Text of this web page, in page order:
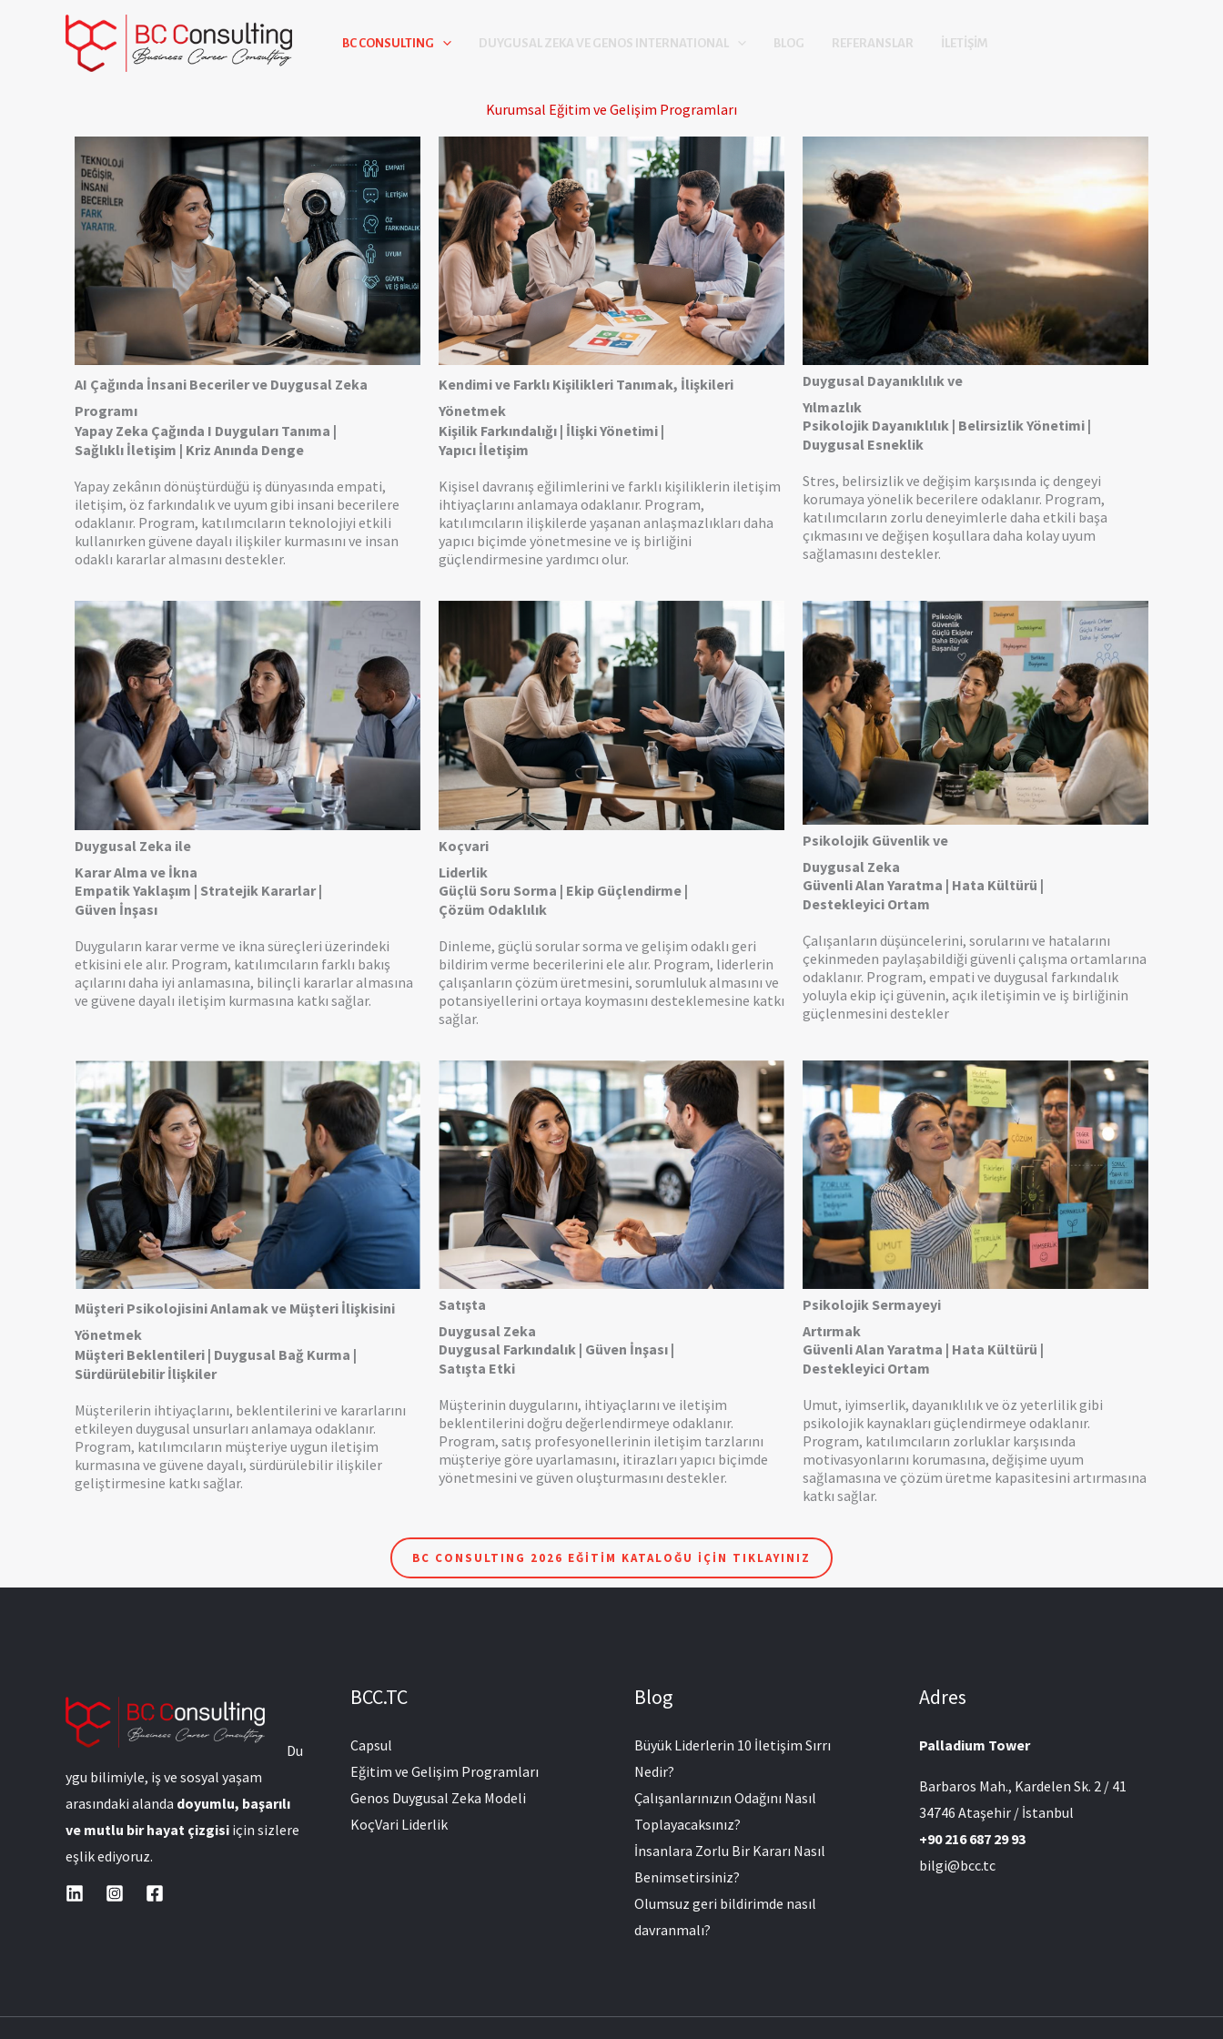
BC CONSULTING DUYGUSAL ZEKA VE GENOS INTERNATIONAL BLOG REFERANSLAR İLETIŞIM
Kurumsal Eğitim ve Gelişim Programları
AI Çağında İnsani Beceriler ve Duygusal Zeka
Programı
Yapay Zeka Çağında I Duyguları Tanıma |
Sağlıklı İletişim | Kriz Anında Denge
Yapay zekânın dönüştürdüğü iş dünyasında empati,
iletişim, öz farkındalık ve uyum gibi insani becerilere
odaklanır. Program, katılımcıların teknolojiyi etkili
kullanırken güvene dayalı ilişkiler kurmasını ve insan
odaklı kararlar almasını destekler.
Kendimi ve Farklı Kişilikleri Tanımak, İlişkileri
Yönetmek
Kişilik Farkındalığı | İlişki Yönetimi |
Yapıcı İletişim
Kişisel davranış eğilimlerini ve farklı kişiliklerin iletişim
ihtiyaçlarını anlamaya odaklanır. Program,
katılımcıların ilişkilerde yaşanan anlaşmazlıkları daha
yapıcı biçimde yönetmesine ve iş birliğini
güçlendirmesine yardımcı olur.
Duygusal Dayanıklılık ve
Yılmazlık
Psikolojik Dayanıklılık | Belirsizlik Yönetimi |
Duygusal Esneklik
Stres, belirsizlik ve değişim karşısında iç dengeyi
korumaya yönelik becerilere odaklanır. Program,
katılımcıların zorlu deneyimlerle daha etkili başa
çıkmasını ve değişen koşullara daha kolay uyum
sağlamasını destekler.
Duygusal Zeka ile
Karar Alma ve İkna
Empatik Yaklaşım | Stratejik Kararlar |
Güven İnşası
Duyguların karar verme ve ikna süreçleri üzerindeki
etkisini ele alır. Program, katılımcıların farklı bakış
açılarını daha iyi anlamasına, bilinçli kararlar almasına
ve güvene dayalı iletişim kurmasına katkı sağlar.
Koçvari
Liderlik
Güçlü Soru Sorma | Ekip Güçlendirme |
Çözüm Odaklılık
Dinleme, güçlü sorular sorma ve gelişim odaklı geri
bildirim verme becerilerini ele alır. Program, liderlerin
çalışanların çözüm üretmesini, sorumluluk almasını ve
potansiyellerini ortaya koymasını desteklemesine katkı
sağlar.
Psikolojik Güvenlik ve
Duygusal Zeka
Güvenli Alan Yaratma | Hata Kültürü |
Destekleyici Ortam
Çalışanların düşüncelerini, sorularını ve hatalarını
çekinmeden paylaşabildiği güvenli çalışma ortamlarına
odaklanır. Program, empati ve duygusal farkındalık
yoluyla ekip içi güvenin, açık iletişimin ve iş birliğinin
güçlenmesini destekler
Müşteri Psikolojisini Anlamak ve Müşteri İlişkisini
Yönetmek
Müşteri Beklentileri | Duygusal Bağ Kurma |
Sürdürülebilir İlişkiler
Müşterilerin ihtiyaçlarını, beklentilerini ve kararlarını
etkileyen duygusal unsurları anlamaya odaklanır.
Program, katılımcıların müşteriye uygun iletişim
kurmasına ve güvene dayalı, sürdürülebilir ilişkiler
geliştirmesine katkı sağlar.
Satışta
Duygusal Zeka
Duygusal Farkındalık | Güven İnşası |
Satışta Etki
Müşterinin duygularını, ihtiyaçlarını ve iletişim
beklentilerini doğru değerlendirmeye odaklanır.
Program, satış profesyonellerinin iletişim tarzlarını
müşteriye göre uyarlamasını, itirazları yapıcı biçimde
yönetmesini ve güven oluşturmasını destekler.
Psikolojik Sermayeyi
Artırmak
Güvenli Alan Yaratma | Hata Kültürü |
Destekleyici Ortam
Umut, iyimserlik, dayanıklılık ve öz yeterlilik gibi
psikolojik kaynakları güçlendirmeye odaklanır.
Program, katılımcıların zorluklar karşısında
motivasyonlarını korumasına, değişime uyum
sağlamasına ve çözüm üretme kapasitesini artırmasına
katkı sağlar.
BC CONSULTING 2026 EĞİTİM KATALOĞU İÇİN TIKLAYINIZ
Du
ygu bilimiyle, iş ve sosyal yaşam
arasındaki alanda doyumlu, başarılı
ve mutlu bir hayat çizgisi için sizlere
eşlik ediyoruz.
BCC.TC
Capsul
Eğitim ve Gelişim Programları
Genos Duygusal Zeka Modeli
KoçVari Liderlik
Blog
Büyük Liderlerin 10 İletişim Sırrı
Nedir?
Çalışanlarınızın Odağını Nasıl
Toplayacaksınız?
İnsanlara Zorlu Bir Kararı Nasıl
Benimsetirsiniz?
Olumsuz geri bildirimde nasıl
davranmalı?
Adres
Palladium Tower
Barbaros Mah., Kardelen Sk. 2 / 41
34746 Ataşehir / İstanbul
+90 216 687 29 93
bilgi@bcc.tc